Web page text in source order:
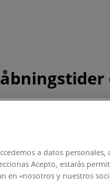
a datos personales,
Acepto, estarás
en «nosotros y nuestros